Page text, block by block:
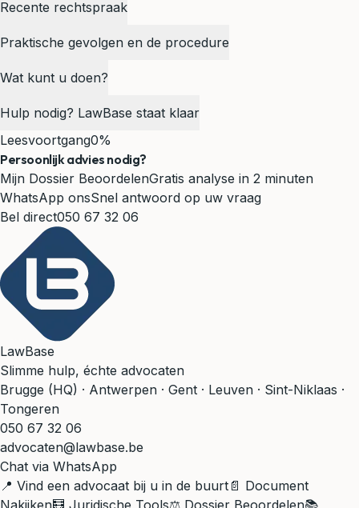
Recente rechtspraak
Praktische gevolgen en de procedure
Wat kunt u doen?
Hulp nodig? LawBase staat klaar
Leesvoortgang0%
Persoonlijk advies nodig?
Mijn Dossier BeoordelenGratis analyse in 2 minuten
WhatsApp onsSnel antwoord op uw vraag
Bel direct050 67 32 06
LawBase
Slimme hulp, échte advocaten
Brugge (HQ) · Antwerpen · Gent · Leuven · Sint-Niklaas ·
Tongeren
050 67 32 06
advocaten@lawbase.be
Chat via WhatsApp
📍 Vind een advocaat bij u in de buurt 📄 Document
Nakijken🧮 Juridische Tools⚖️ Dossier Beoordelen📚